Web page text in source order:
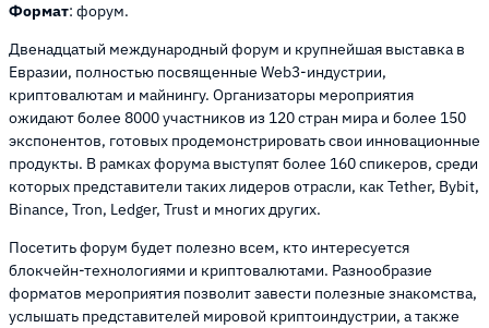
Формат: форум.
Двенадцатый международный форум и крупнейшая выставка в
Евразии, полностью посвященные Web3-индустрии,
криптовалютам и майнингу. Организаторы мероприятия
ожидают более 8000 участников из 120 стран мира и более 150
экспонентов, готовых продемонстрировать свои инновационные
продукты. В рамках форума выступят более 160 спикеров, среди
которых представители таких лидеров отрасли, как Tether, Bybit,
Binance, Tron, Ledger, Trust и многих других.
Посетить форум будет полезно всем, кто интересуется
блокчейн-технологиями и криптовалютами. Разнообразие
форматов мероприятия позволит завести полезные знакомства,
услышать представителей мировой криптоиндустрии, а также